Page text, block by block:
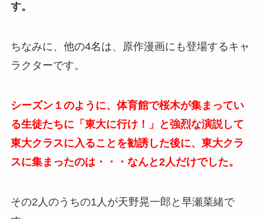
す。
ちなみに、他の4名は、原作漫画にも登場するキャ
ラクターです。
シーズン１のように、体育館で桜木が集まってい
る生徒たちに「東大に行け！」と強烈な演説して
東大クラスに入ることを勧誘した後に、東大クラ
スに集まったのは・・・なんと2人だけでした。
その2人のうちの1人が天野晃一郎と早瀬菜緒で